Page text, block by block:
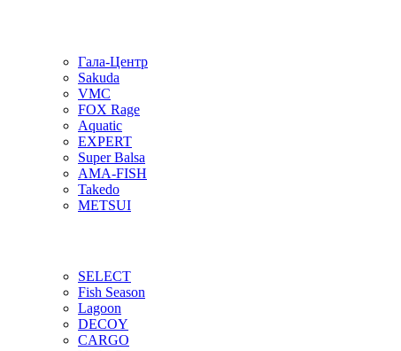
Гала-Центр
Sakuda
VMC
FOX Rage
Aquatic
EXPERT
Super Balsa
AMA-FISH
Takedo
METSUI
SELECT
Fish Season
Lagoon
DECOY
CARGO